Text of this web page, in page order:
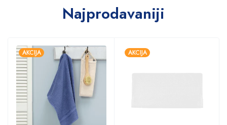
Najprodavaniji
AKCIJA AKCIJA